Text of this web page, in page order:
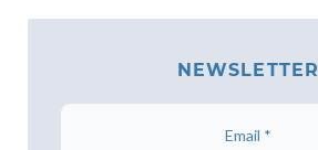
NEWSLETTER